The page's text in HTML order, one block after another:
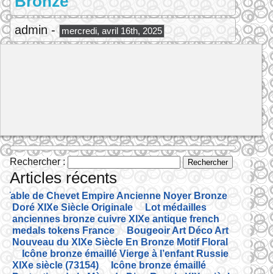
admin - mercredi, avril 16th, 2025
Rechercher :
Articles récents
Table de Chevet Empire Ancienne Noyer Bronze
Doré XIXe Siècle Originale
Lot médailles
anciennes bronze cuivre XIXe antique french
medals tokens France
Bougeoir Art Déco Art
Nouveau du XIXe Siècle En Bronze Motif Floral
Icône bronze émaillé Vierge à l’enfant Russie
XIXe siècle (73154)
Icône bronze émaillé